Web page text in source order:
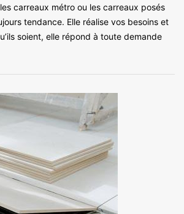
carreaux métro ou les carreaux posés
tendance. Elle réalise vos besoins et
soient, elle répond à toute demande